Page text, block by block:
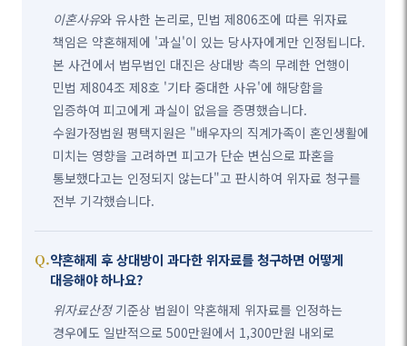
이혼사유와 유사한 논리로, 민법 제806조에 따른 위자료
책임은 약혼해제에 '과실'이 있는 당사자에게만 인정됩니다.
본 사건에서 법무법인 대진은 상대방 측의 무례한 언행이
민법 제804조 제8호 '기타 중대한 사유'에 해당함을
입증하여 피고에게 과실이 없음을 증명했습니다.
수원가정법원 평택지원은 "배우자의 직계가족이 혼인생활에
미치는 영향을 고려하면 피고가 단순 변심으로 파혼을
통보했다고는 인정되지 않는다"고 판시하여 위자료 청구를
전부 기각했습니다.
약혼해제 후 상대방이 과다한 위자료를 청구하면 어떻게
대응해야 하나요?
위자료산정기준상 법원이 약혼해제 위자료를 인정하는
경우에도 일반적으로 500만원에서 1,300만원 내외로